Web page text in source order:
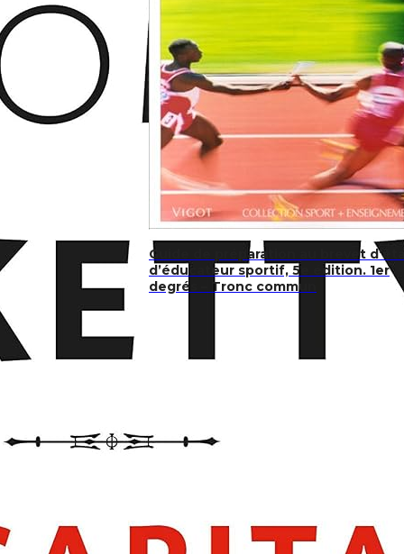
Guide de préparation au brevet
d’éducateur sportif, 5e édition. 1er
degrés – Tronc commun